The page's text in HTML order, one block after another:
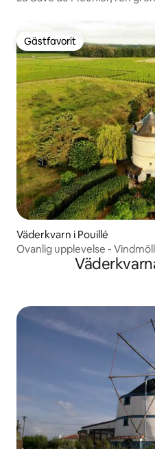
Gästfavorit
Gästfavorit
Väderkvarn i Pouillé
Ovanlig upplevelse -